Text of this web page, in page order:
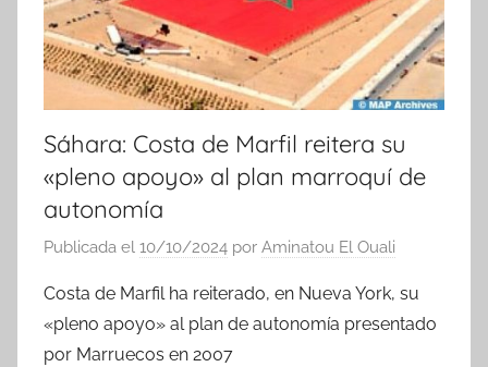
s
Sáhara: Costa de Marfil reitera su
«pleno apoyo» al plan marroquí de
autonomía
Publicada el 10/10/2024 por Aminatou El Ouali
Costa de Marfil ha reiterado, en Nueva York, su
«pleno apoyo» al plan de autonomía presentado
por Marruecos en 2007